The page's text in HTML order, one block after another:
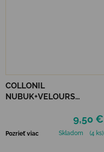
COLLONIL
NUBUK+VELOURS
9,50 €
Pozrieť viac Skladom (4 ks)